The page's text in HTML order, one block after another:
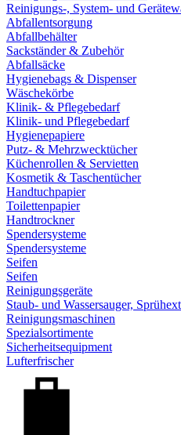
Reinigungs-, System- und
Abfallentsorgung
Abfallbehälter
Sackständer & Zubehör
Abfallsäcke
Hygienebags & Dispenser
Wäschekörbe
Klinik- & Pflegebedarf
Klinik- und Pflegebedarf
Hygienepapiere
Putz- & Mehrzwecktücher
Küchenrollen & Servietten
Kosmetik & Taschentücher
Handtuchpapier
Toilettenpapier
Handtrockner
Spendersysteme
Spendersysteme
Seifen
Seifen
Reinigungsgeräte
Staub- und Wassersauger,
Reinigungsmaschinen
Spezialsortimente
Sicherheitsequipment
Lufterfrischer